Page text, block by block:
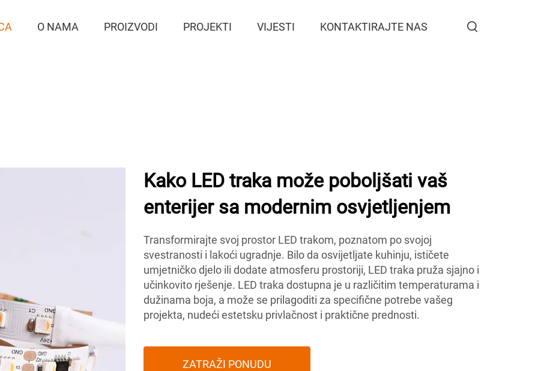
O NAMA PROIZVODI PROJEKTI VIJESTI KONTAKTIRAJTE NAS
Kako LED traka može poboljšati vaš
enterijer sa modernim osvjetljenjem
Transformirajte svoj prostor LED trakom, poznatom po svojoj
svestranosti i lakoći ugradnje. Bilo da osvijetljate kuhinju, ističete
umjetničko djelo ili dodate atmosferu prostoriji, LED traka pruža sjajno i
učinkovito rješenje. LED traka dostupna je u različitim temperaturama i
dužinama boja, a može se prilagoditi za specifične potrebe vašeg
projekta, nudeći estetsku privlačnost i praktične prednosti.
ZATRAŽI PONUDU